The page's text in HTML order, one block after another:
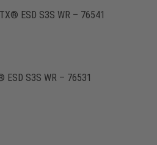
ESD S3S WR – 76541
ESD S3S WR – 76531